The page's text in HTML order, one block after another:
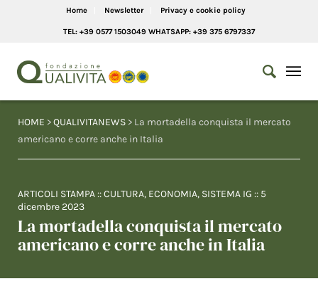
Home Newsletter Privacy e cookie policy
TEL: +39 0577 1503049 WHATSAPP: +39 375 6797337
HOME >QUALIVITANEWS > La mortadella conquista il mercato
americano e corre anche in Italia
ARTICOLI STAMPA ::CULTURA, ECONOMIA, SISTEMA IG :: 5
dicembre 2023
La mortadella conquista il mercato
americano e corre anche in Italia